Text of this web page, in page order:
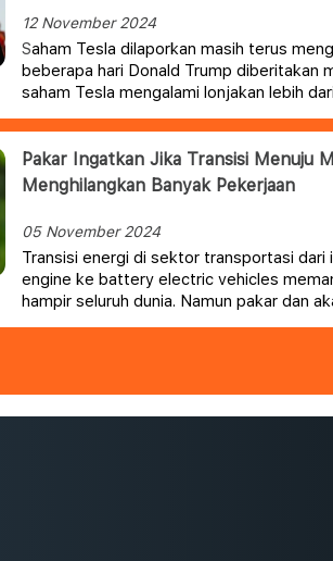
12 November 2024
Saham Tesla dilaporkan masih terus
beberapa hari Donald Trump diberitakan
saham Tesla mengalami lonjakan lebih
perusahaan Elon Musk tersebut bernilai
Pakar Ingatkan Jika Transisi Menuju
Menghilangkan Banyak Pekerjaan
05 November 2024
Transisi energi di sektor transportasi dari
engine ke battery electric vehicles
hampir seluruh dunia. Namun pakar dan
pandangkan untuk tetap waspada agar
menimbulkan masalah baru, terutama